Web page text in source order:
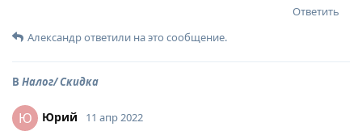
Ответить
Александрответили на это сообщение.
В Налог/ Скидка
Ю Юрий 11 апр 2022